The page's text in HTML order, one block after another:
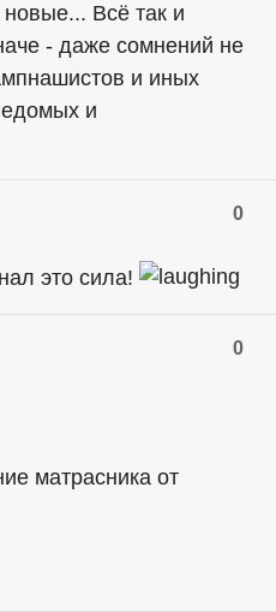
Всё так и
- даже сомнений не
и иных
и
0
это сила!
0
матрасника от